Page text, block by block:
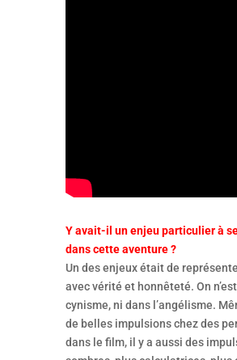
Y avait-il un enjeu particulier à
dans cette aventure ?
Un des enjeux était de
avec vérité et honnêteté. On
cynisme, ni dans l’angélisme.
de belles impulsions chez des
dans le film, il y a aussi des